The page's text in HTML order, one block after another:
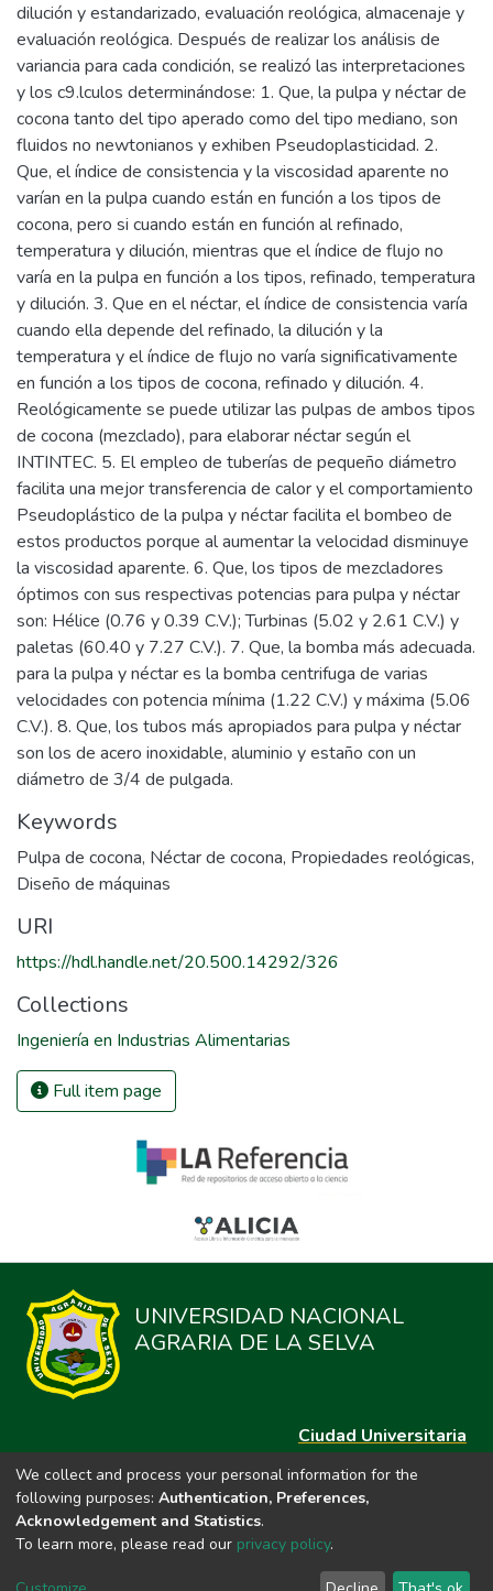
dilución y estandarizado, evaluación reológica, almacenaje y
evaluación reológica. Después de realizar los análisis de
variancia para cada condición, se realizó las interpretaciones
y los c9.lculos determinándose: 1. Que, la pulpa y néctar de
cocona tanto del tipo aperado como del tipo mediano, son
fluidos no newtonianos y exhiben Pseudoplasticidad. 2.
Que, el índice de consistencia y la viscosidad aparente no
varían en la pulpa cuando están en función a los tipos de
cocona, pero si cuando están en función al refinado,
temperatura y dilución, mientras que el índice de flujo no
varía en la pulpa en función a los tipos, refinado, temperatura
y dilución. 3. Que en el néctar, el índice de consistencia varía
cuando ella depende del refinado, la dilución y la
temperatura y el índice de flujo no varía significativamente
en función a los tipos de cocona, refinado y dilución. 4.
Reológicamente se puede utilizar las pulpas de ambos tipos
de cocona (mezclado), para elaborar néctar según el
INTINTEC. 5. El empleo de tuberías de pequeño diámetro
facilita una mejor transferencia de calor y el comportamiento
Pseudoplástico de la pulpa y néctar facilita el bombeo de
estos productos porque al aumentar la velocidad disminuye
la viscosidad aparente. 6. Que, los tipos de mezcladores
óptimos con sus respectivas potencias para pulpa y néctar
son: Hélice (0.76 y 0.39 C.V.); Turbinas (5.02 y 2.61 C.V.) y
paletas (60.40 y 7.27 C.V.). 7. Que, la bomba más adecuada.
para la pulpa y néctar es la bomba centrifuga de varias
velocidades con potencia mínima (1.22 C.V.) y máxima (5.06
C.V.). 8. Que, los tubos más apropiados para pulpa y néctar
son los de acero inoxidable, aluminio y estaño con un
diámetro de 3/4 de pulgada.
Keywords
Pulpa de cocona, Néctar de cocona, Propiedades reológicas,
Diseño de máquinas
URI
https://hdl.handle.net/20.500.14292/326
Collections
Ingeniería en Industrias Alimentarias
Full item page
UNIVERSIDAD NACIONAL
AGRARIA DE LA SELVA
Ciudad Universitaria
Carretera Central km. 1.21 Tingo María, Huánuco
Datos del contacto
repositorio@unas.edu.pe
https://portalweb.unas.edu.pe/
We collect and process your personal information for the
following purposes: Authentication, Preferences,
Acknowledgement and Statistics.
To learn more, please read our privacy policy.